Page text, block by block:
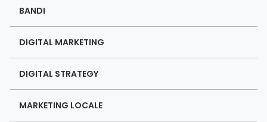
BANDI
DIGITAL MARKETING
DIGITAL STRATEGY
MARKETING LOCALE